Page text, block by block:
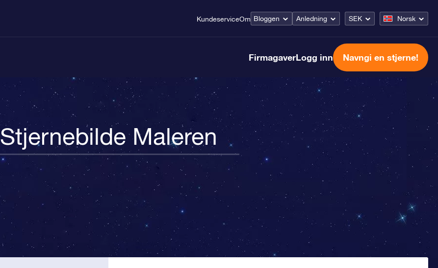
KundeserviceOm Bloggen Anledning SEK Norsk
FirmagaverLogg inn Navngi en stjerne!
Stjernebilde Maleren